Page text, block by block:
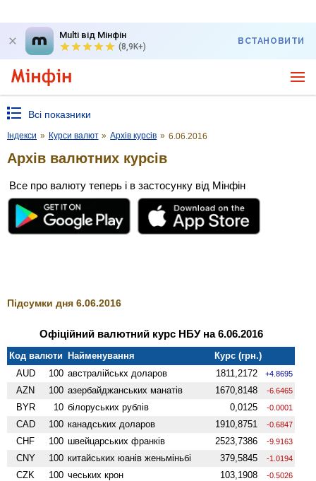
Multi від Мінфін
(8,9K+)
ВСТАНОВИТИ
Всі показники
Індекси » Курси валют » Архів курсів » 6.06.2016
Архів валютних курсів
Все про валюту теперь і в застосунку від Мінфін
Підсумки дня 6.06.2016
Офіційний валютний курс НБУ на 6.06.2016
Код валюти Найменування
Курс (грн.)
AUD
100 австралійськх доларов 1811,2172 +4.8695
AZN 100 азербайджанських манатів 1670,8148 -6.6465
BYR 10 білоруських рублів 0,0125 -0.0001
CAD 100 канадських доларов 1910,8751 -0.6847
CHF 100 швейцарських франків 2523,7386 -9.9163
CNY 100 китайських юанів женьмiньбi 379,5845 -1.0194
CZK 100 чеських крон 103,1908 -0.5026